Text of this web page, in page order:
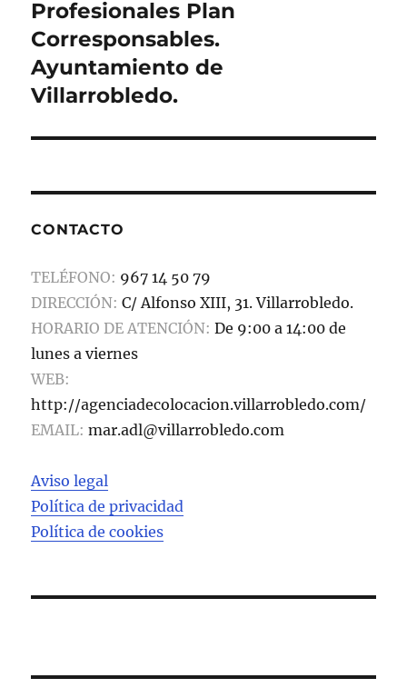
Profesionales Plan
Corresponsables.
Ayuntamiento de
Villarrobledo.
CONTACTO
TELÉFONO: 967 14 50 79
DIRECCIÓN: C/ Alfonso XIII, 31. Villarrobledo.
HORARIO DE ATENCIÓN: De 9:00 a 14:00 de
lunes a viernes
WEB:
http://agenciadecolocacion.villarrobledo.com/
EMAIL: mar.adl@villarrobledo.com
Aviso legal
Política de privacidad
Política de cookies